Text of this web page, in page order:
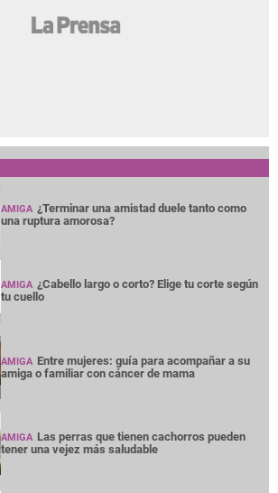
AMIGA ¿Terminar una amistad duele tanto como
una ruptura amorosa?
AMIGA ¿Cabello largo o corto? Elige tu corte según
tu cuello
AMIGA Entre mujeres: guía para acompañar a su
amiga o familiar con cáncer de mama
AMIGA Las perras que tienen cachorros pueden
tener una vejez más saludable